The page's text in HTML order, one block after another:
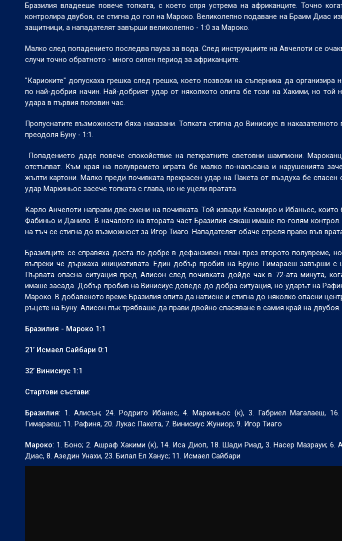
Бразилия владееше повече топката, с което спря устрема на африканците. Точно
контролира двубоя, се стигна до гол на Мароко. Великолепно подаване на Браим Диас
защитници, а нападателят завърши великолепно - 1:0 за Мароко.
Малко след попадението последва пауза за вода. След инструкциите на Авчелоти се
случи точно обратното - много силен период за африканците.
"Кариоките" допускаха грешка след грешка, което позволи на съперника да организира
по най-добрия начин. Най-добрият удар от няколкото опита бе този на Хакими, но той
удара в първия половин час.
Пропуснатите възможности бяха наказани. Топката стигна до Винисиус в
преодоля Буну - 1:1.
Попадението даде повече спокойствие на петкратните световни шампиони.
отстъпват. Към края на полувремето играта бе малко по-накъсана и нарушенията
жълти картони. Малко преди почивката прекрасен удар на Пакета от въздуха бе спасен
удар Маркиньос засече топката с глава, но не уцели вратата.
Карло Анчелоти направи две смени на почивката. Той извади Каземиро и Ибаньес, които
Фабиньо и Данило. В началото на втората част Бразилия сякаш имаше по-голям
на тъч се стигна до възможност за Игор Тиаго. Нападателят обаче стреля право във
Бразилците се справяха доста по-добре в дефанзивен план през второто полувреме,
въпреки че държаха инициативата. Един добър пробив на Бруно Гимараеш завърши с
Първата опасна ситуация пред Алисон след почивката дойде чак в 72-ата минута,
имаше засада. Добър пробив на Винисиус доведе до добра ситуация, но ударът на
Мароко. В добавеното време Бразилия опита да натисне и стигна до няколко опасни
ръцете на Буну. Алисон пък трябваше да прави двойно спасяване в самия край на двубоя.
Бразилия - Мароко 1:1
21’ Исмаел Сайбари 0:1
32’ Винисиус 1:1
Стартови състави:
Бразилия: 1. Алисън; 24. Родриго Ибанес, 4. Маркиньос (к), 3. Габриел Магалаеш,
Гимараеш; 11. Рафиня, 20. Лукас Пакета, 7. Винисиус Жуниор; 9. Игор Тиаго
Мароко: 1. Боно; 2. Ашраф Хакими (к), 14. Иса Диоп, 18. Шади Риад, 3. Насер Мазрауи; 6.
Диас, 8. Азедин Унахи, 23. Билал Ел Ханус; 11. Исмаел Сайбари